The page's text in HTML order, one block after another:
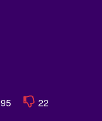
95 22